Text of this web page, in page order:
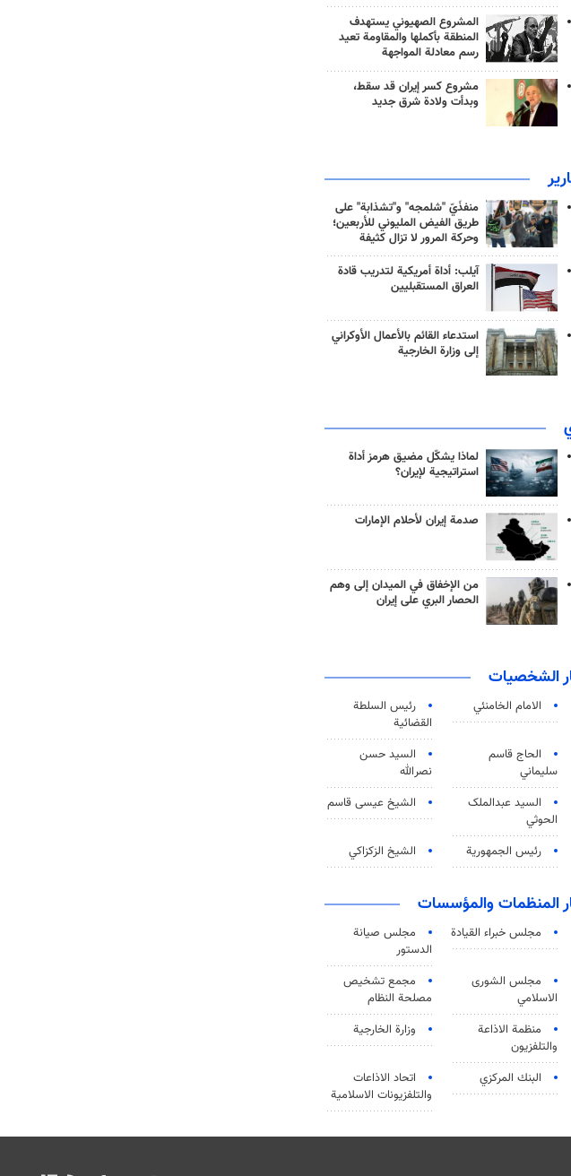
المشروع الصهيوني يستهدف
المنطقة بأكملها والمقاومة تعيد
رسم معادلة المواجهة
مشروع كسر إيران قد سقط،
وبدأت ولادة شرق جديد
منفذَيّ "شلمجه" و"تشذابة" على
طريق الفيض المليوني للأربعين؛
وحركة المرور لا تزال كثيفة
آيلب: أداة أمريكية لتدريب قادة
العراق المستقبليين
استدعاء القائم بالأعمال الأوكراني
إلى وزارة الخارجية
لماذا يشكّل مضيق هرمز أداة
استراتيجية لإيران؟
صدمة إيران لأحلام الإمارات
من الإخفاق في الميدان إلى وهم
الحصار البري على إيران
الشخصيات
الامام الخامنئي
رئیس السلطة
القضائیة
الحاج قاسم
سليماني
السيد حسن
نصرالله
السید عبدالملک
الحوثي
الشيخ عيسى قاسم
رئيس الجمهورية الشيخ الزكزاكي
المنظمات والمؤسسات
مجلس خبراء القيادة
مجلس صيانة
الدستور
مجلس الشورى
الاسلامي
مجمع تشخيص
مصلحة النظام
منظمة الاذاعة
والتلفزیون
وزارة الخارجية
البنك المركزي
اتحاد الاذاعات
والتلفزيونات الاسلامية